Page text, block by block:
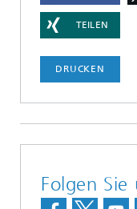
TEILEN
DRUCKEN
Folgen Sie